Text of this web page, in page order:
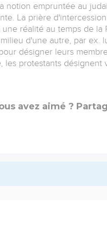
notion empruntée au
La prière
réalité au temps de
d'une autre, par ex.
désigner leurs
les protestants désignent
avez aimé ?